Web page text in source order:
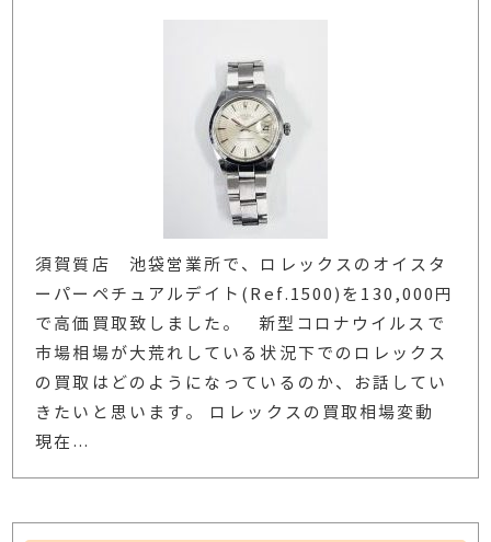
須賀質店 池袋営業所で、ロレックスのオイスタ
ーパーペチュアルデイト(Ref.1500)を130,000円
で高価買取致しました。 新型コロナウイルスで
市場相場が大荒れしている状況下でのロレックス
の買取はどのようになっているのか、お話してい
きたいと思います。 ロレックスの買取相場変動
現在 …